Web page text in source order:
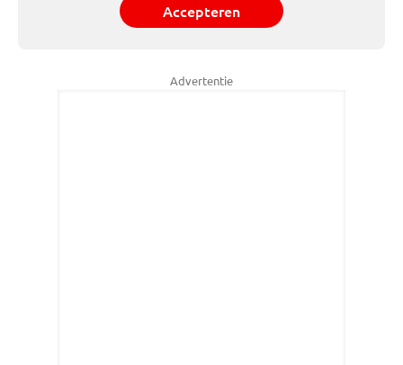
Accepteren
Advertentie